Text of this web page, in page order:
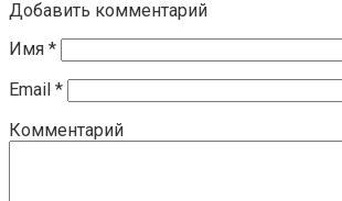
Добавить комментарий
Имя *
Email *
Комментарий